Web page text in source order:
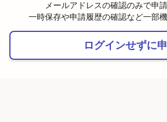
メールアドレスの確認のみで申
一時保存や申請履歴の確認など一部
ログインせずに